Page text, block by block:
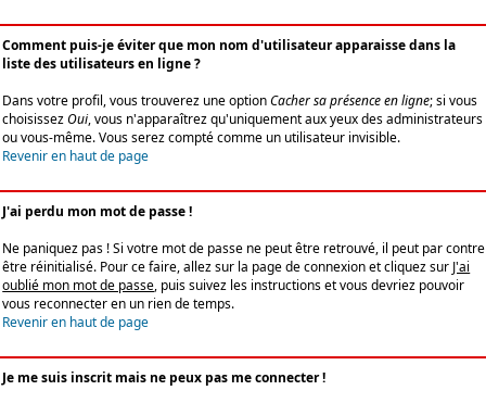
Comment puis-je éviter que mon nom d'utilisateur apparaisse dans la
liste des utilisateurs en ligne ?
Dans votre profil, vous trouverez une optionCacher sa présence en ligne; si vous
choisissezOui, vous n'apparaîtrez qu'uniquement aux yeux des administrateurs
ou vous-même. Vous serez compté comme un utilisateur invisible.
Revenir en haut de page
J'ai perdu mon mot de passe !
Ne paniquez pas ! Si votre mot de passe ne peut être retrouvé, il peut par contre
être réinitialisé. Pour ce faire, allez sur la page de connexion et cliquez sur J'ai
oublié mon mot de passe, puis suivez les instructions et vous devriez pouvoir
vous reconnecter en un rien de temps.
Revenir en haut de page
Je me suis inscrit mais ne peux pas me connecter !